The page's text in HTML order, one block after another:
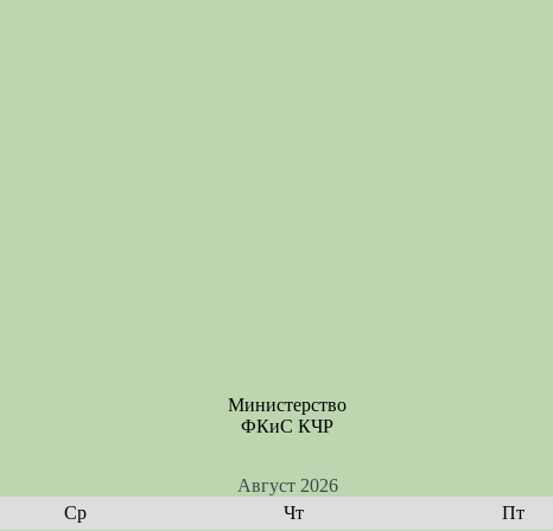
Министерство
ФКиС КЧР
Август 2026
Ср Чт Пт